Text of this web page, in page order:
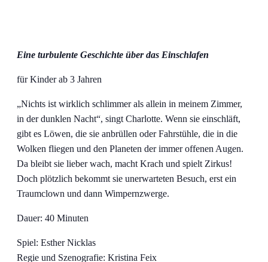
Eine turbulente Geschichte über das Einschlafen
für Kinder ab 3 Jahren
„Nichts ist wirklich schlimmer als allein in meinem Zimmer,
in der dunklen Nacht“, singt Charlotte. Wenn sie einschläft,
gibt es Löwen, die sie anbrüllen oder Fahrstühle, die in die
Wolken fliegen und den Planeten der immer offenen Augen.
Da bleibt sie lieber wach, macht Krach und spielt Zirkus!
Doch plötzlich bekommt sie unerwarteten Besuch, erst ein
Traumclown und dann Wimpernzwerge.
Dauer: 40 Minuten
Spiel: Esther Nicklas
Regie und Szenografie: Kristina Feix